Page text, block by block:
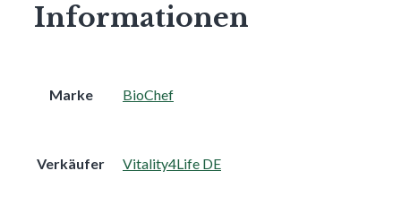
Informationen
Marke BioChef
Verkäufer Vitality4Life DE